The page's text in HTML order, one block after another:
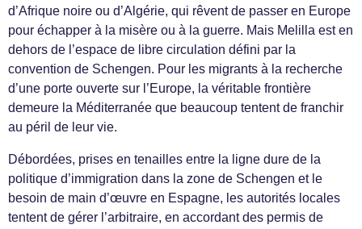
d’Afrique noire ou d’Algérie, qui rêvent de passer en Europe
pour échapper à la misère ou à la guerre. Mais Melilla est en
dehors de l’espace de libre circulation défini par la
convention de Schengen. Pour les migrants à la recherche
d’une porte ouverte sur l’Europe, la véritable frontière
demeure la Méditerranée que beaucoup tentent de franchir
au péril de leur vie.
Débordées, prises en tenailles entre la ligne dure de la
politique d’immigration dans la zone de Schengen et le
besoin de main d’œuvre en Espagne, les autorités locales
tentent de gérer l’arbitraire, en accordant des permis de